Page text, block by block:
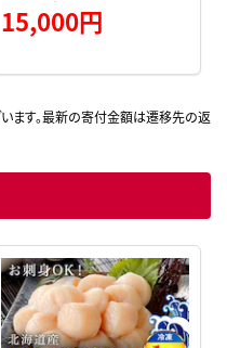
ラー を超えた キングサー
モン アトランティックサー
ル レア焼き 食べ方いろい
グ 北海道 白糠町
15,000円